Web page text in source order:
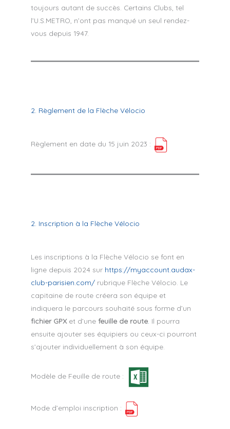
toujours autant de succès. Certains Clubs, tel
l’U.S.METRO, n’ont pas manqué un seul rendez-
vous depuis 1947.
2. Règlement de la Flèche Vélocio
Règlement en date du 15 juin 2023 :
2. Inscription à la Flèche Vélocio
Les inscriptions à la Flèche Vélocio se font en
ligne depuis 2024 sur https://myaccount.audax-
club-parisien.com/ rubrique Flèche Vélocio. Le
capitaine de route créera son équipe et
indiquera le parcours souhaité sous forme d’un
fichier GPX et d’une feuille de route Il pourra
ensuite ajouter ses équipiers ou ceux-ci pourront
s’ajouter individuellement à son équipe.
Modèle de Feuille de route :
Mode d’emploi inscription :